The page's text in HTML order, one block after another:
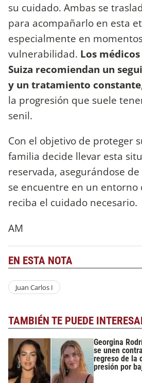
su cuidado. Ambas se
para acompañarlo en esta
especialmente en
vulnerabilidad. Los
Suiza recomiendan un
y un tratamiento constante
la progresión que suele
senil.
Con el objetivo de proteger
familia decide llevar esta
reservada, asegurándose
se encuentre en un entorno
reciba el cuidado necesario.
AM
EN ESTA NOTA
Juan Carlos I
TAMBIÉN TE PUEDE
Georgina
se unen
regreso de la
presión por